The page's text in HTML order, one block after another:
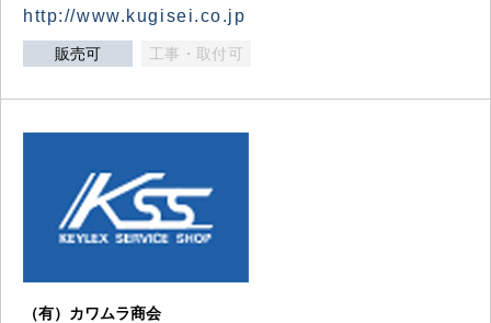
http://www.kugisei.co.jp
販売可 工事・取付可
（有）カワムラ商会